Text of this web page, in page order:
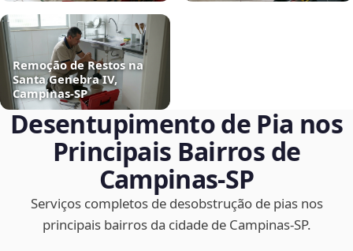
Remoção de Restos na
Santa Genebra IV,
Campinas‑SP
Desentupimento de Pia nos
Principais Bairros de
Campinas‑SP
Serviços completos de desobstrução de pias nos
principais bairros da cidade de Campinas‑SP.